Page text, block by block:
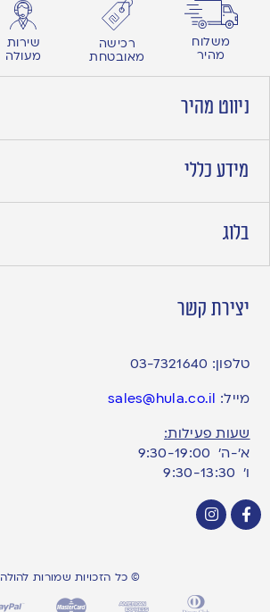
משלוח
מהיר
רכישה
מאובטחת
שירות
מעולה
ניווט מהיר
מידע כללי
בלוג
יצירת קשר
טלפון: 03-7321640
מייל: sales@hula.co.il
שעות פעילות:
א’-ה’ 9:30-19:00
ו׳ 9:30-13:30
© כל הזכויות שמורות להולה